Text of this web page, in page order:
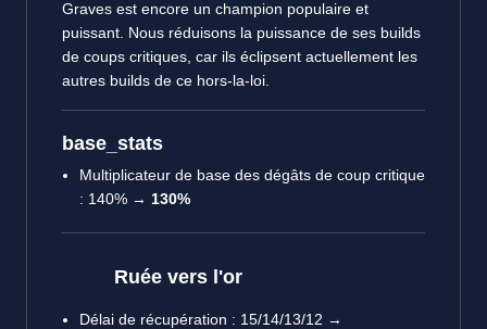
Graves est encore un champion populaire et
puissant. Nous réduisons la puissance de ses builds
de coups critiques, car ils éclipsent actuellement les
autres builds de ce hors-la-loi.
base_stats
Multiplicateur de base des dégâts de coup critique
: 140% → 130%
Ruée vers l'or
Délai de récupération : 15/14/13/12 →